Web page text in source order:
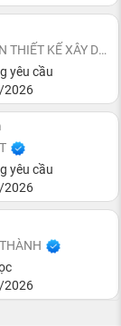
CÔNG TY TNHH MỘT THÀNH VIÊN TƯ VẤN THIẾT KẾ XÂY DỰNG HOÀNG QUI
yêu cầu
yêu cầu